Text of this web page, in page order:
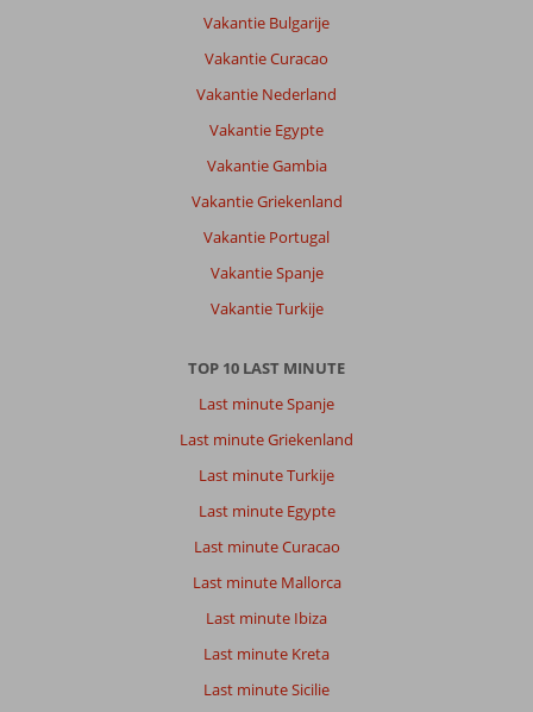
Vakantie Bulgarije
Vakantie Curacao
Vakantie Nederland
Vakantie Egypte
Vakantie Gambia
Vakantie Griekenland
Vakantie Portugal
Vakantie Spanje
Vakantie Turkije
TOP 10 LAST MINUTE
Last minute Spanje
Last minute Griekenland
Last minute Turkije
Last minute Egypte
Last minute Curacao
Last minute Mallorca
Last minute Ibiza
Last minute Kreta
Last minute Sicilie